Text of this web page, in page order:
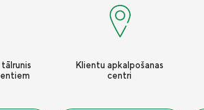
Klientu apkalpošanas
centri